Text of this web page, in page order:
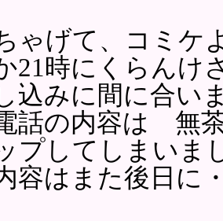
ゃげて、コミケ
21時にくらん
込みに間に合い
話の内容は 無
プしてしまいま
容はまた後日に